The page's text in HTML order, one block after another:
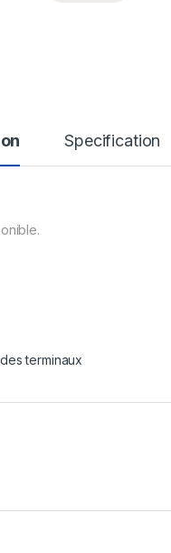
Specification
terminaux